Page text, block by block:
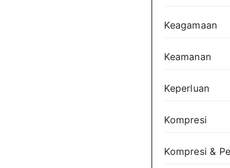
Keagamaan
Keamanan
Keperluan
Kompresi
Kompresi &